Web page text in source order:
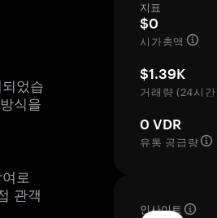
었습
식을
로
관객
지표
$0
시가총액
$1.39K
거래량 (24시
0 VDR
유통 공급량
인사이트